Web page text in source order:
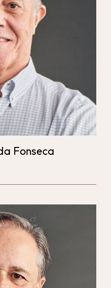
Fonseca